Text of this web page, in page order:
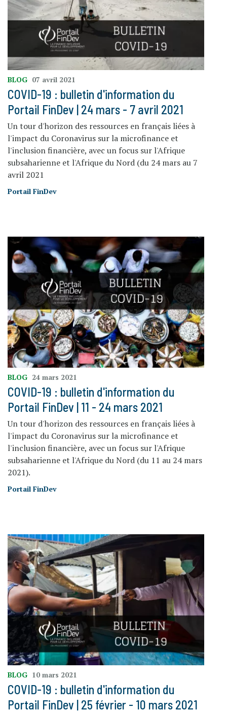
BLOG 07 avril 2021
COVID-19 : bulletin d'information du
Portail FinDev | 24 mars - 7 avril 2021
Un tour d'horizon des ressources en français liées à
l'impact du Coronavirus sur la microfinance et
l'inclusion financière, avec un focus sur l'Afrique
subsaharienne et l'Afrique du Nord (du 24 mars au 7
avril 2021
Portail FinDev
BLOG 24 mars 2021
COVID-19 : bulletin d'information du
Portail FinDev | 11 - 24 mars 2021
Un tour d'horizon des ressources en français liées à
l'impact du Coronavirus sur la microfinance et
l'inclusion financière, avec un focus sur l'Afrique
subsaharienne et l'Afrique du Nord (du 11 au 24 mars
2021).
Portail FinDev
BLOG 10 mars 2021
COVID-19 : bulletin d'information du
Portail FinDev | 25 février - 10 mars 2021